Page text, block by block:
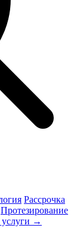
Рассрочка
Протезирование
услуги →